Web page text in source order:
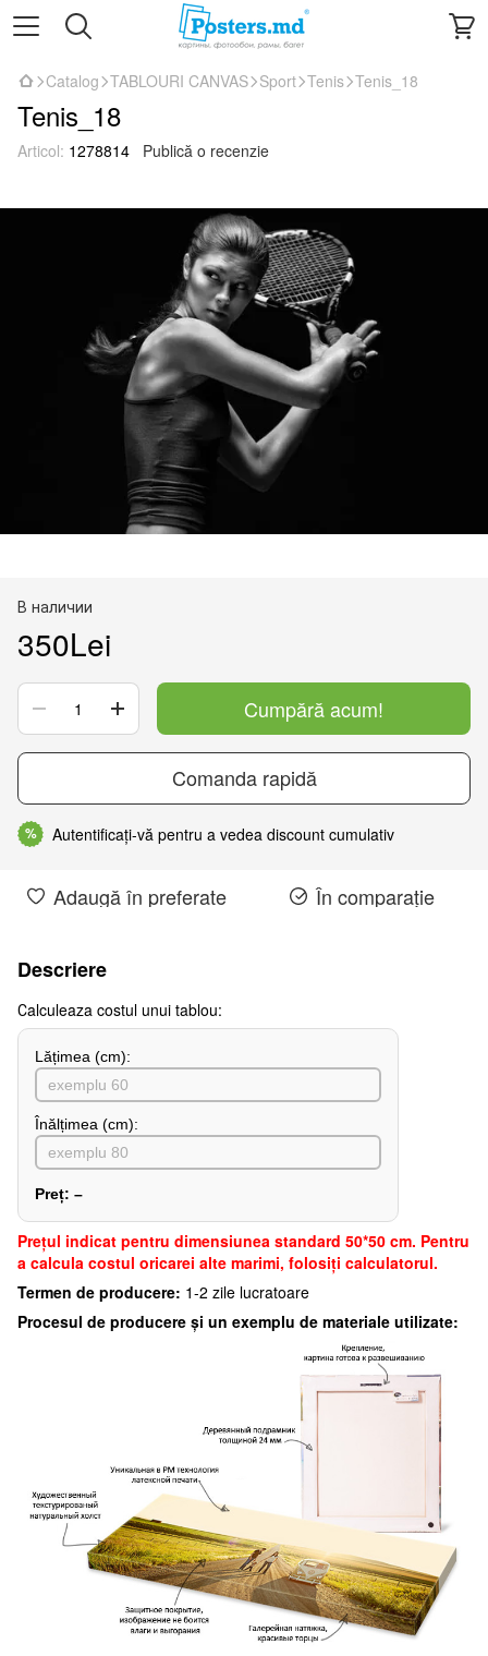
Catalog TABLOURI CANVAS Sport Tenis Tenis_18
Tenis_18
Articol: 1278814 Publică o recenzie
В наличии
350Lei
Cumpără acum!
Comanda rapidă
% Autentificați-vă pentru a vedea discount cumulativ
Adaugă în preferate În comparație
Descriere
Сalculeaza costul unui tablou:
Lățimea (сm):
Înălțimea (cm):
Preț: –
Preţul indicat pentru dimensiunea standard 50*50 cm. Pentru
a calcula costul oricarei alte marimi, folosiți calculatorul.
Termen de producere: 1-2 zile lucratoare
Procesul de producere și un exemplu de materiale utilizate: